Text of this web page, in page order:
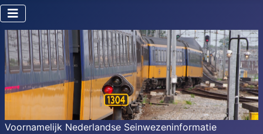
Voornamelijk Nederlandse Seinwezeninformatie